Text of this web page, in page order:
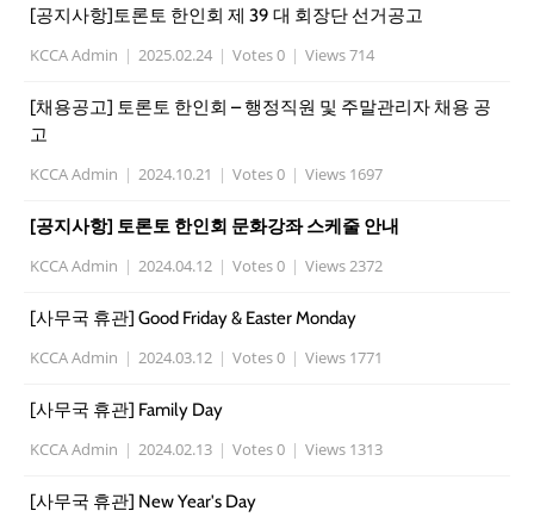
[공지사항]토론토 한인회 제 39 대 회장단 선거공고
KCCA Admin | 2025.02.24 | Votes 0 | Views 714
[채용공고] 토론토 한인회 – 행정직원 및 주말관리자 채용 공
고
KCCA Admin | 2024.10.21 | Votes 0 | Views 1697
[공지사항] 토론토 한인회 문화강좌 스케줄 안내
KCCA Admin | 2024.04.12 | Votes 0 | Views 2372
[사무국 휴관] Good Friday & Easter Monday
KCCA Admin | 2024.03.12 | Votes 0 | Views 1771
[사무국 휴관] Family Day
KCCA Admin | 2024.02.13 | Votes 0 | Views 1313
[사무국 휴관] New Year's Day